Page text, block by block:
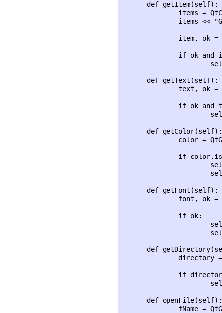
      def getItem(self):
items =
items <<
item, ok =
if ok and
      def getText(self):
text, ok =
if ok and
      def getColor(self):
color =
if
      def getFont(self):
font, ok =
              if ok:
def
directory
if
      def openFile(self):
fName =